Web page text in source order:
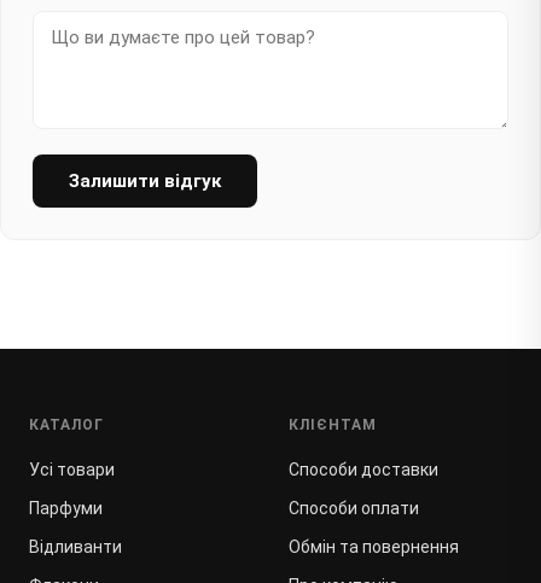
Залишити відгук
КАТАЛОГ
Усі товари
Парфуми
Відливанти
КЛІЄНТАМ
Способи доставки
Способи оплати
Обмін та повернення